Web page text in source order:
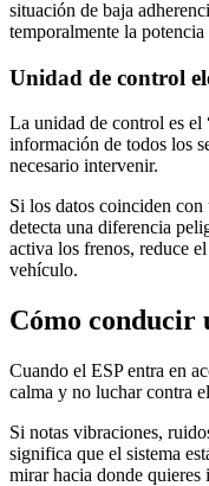
situación de baja
temporalmente la
Unidad de control
La unidad de control es el
información de todos los
necesario intervenir.
Si los datos coinciden
detecta una diferencia
activa los frenos, reduce
vehículo.
Cómo conducir
Cuando el ESP entra en
calma y no luchar contra
Si notas vibraciones,
significa que el sistema
mirar hacia donde quieres